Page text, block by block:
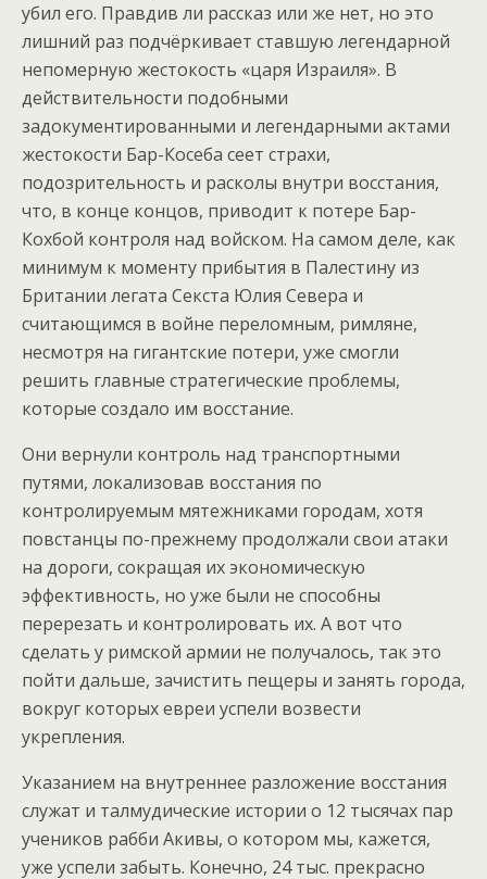
убил его. Правдив ли рассказ или же нет, но это
лишний раз подчёркивает ставшую легендарной
непомерную жестокость «царя Израиля». В
действительности подобными
задокументированными и легендарными актами
жестокости Бар-Косеба сеет страхи,
подозрительность и расколы внутри восстания,
что, в конце концов, приводит к потере Бар-
Кохбой контроля над войском. На самом деле, как
минимум к моменту прибытия в Палестину из
Британии легата Секста Юлия Севера и
считающимся в войне переломным, римляне,
несмотря на гигантские потери, уже смогли
решить главные стратегические проблемы,
которые создало им восстание.
Они вернули контроль над транспортными
путями, локализовав восстания по
контролируемым мятежниками городам, хотя
повстанцы по-прежнему продолжали свои атаки
на дороги, сокращая их экономическую
эффективность, но уже были не способны
перерезать и контролировать их. А вот что
сделать у римской армии не получалось, так это
пойти дальше, зачистить пещеры и занять города,
вокруг которых евреи успели возвести
укрепления.
Указанием на внутреннее разложение восстания
служат и талмудические истории о 12 тысячах пар
учеников рабби Акивы, о котором мы, кажется,
уже успели забыть. Конечно, 24 тыс. прекрасно